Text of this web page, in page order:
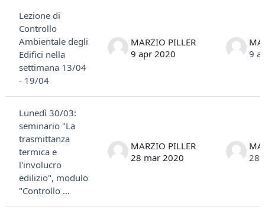
Lezione di
Controllo
Ambientale degli
Edifici nella
settimana 13/04
- 19/04
MARZIO PILLER
9 apr 2020
9
Lunedì 30/03:
seminario "La
trasmittanza
termica e
l'involucro
edilizio", modulo
"Controllo ...
MARZIO PILLER
28 mar 2020
28